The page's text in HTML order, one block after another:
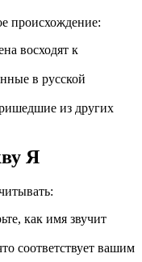
происхождение:
восходят к
в русской
из других
Я
как имя звучит
соответствует вашим